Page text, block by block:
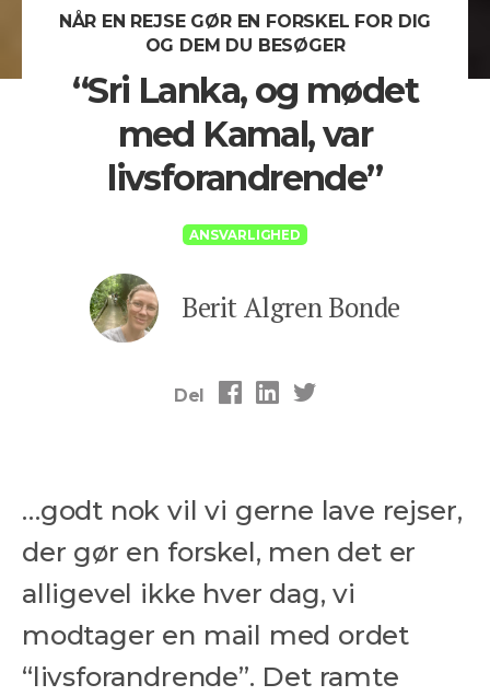
NÅR EN REJSE GØR EN FORSKEL FOR DIG
OG DEM DU BESØGER
“Sri Lanka, og mødet
med Kamal, var
livsforandrende”
ANSVARLIGHED
Berit Algren Bonde
Del
…godt nok vil vi gerne lave rejser,
der gør en forskel, men det er
alligevel ikke hver dag, vi
modtager en mail med ordet
“livsforandrende”. Det ramte